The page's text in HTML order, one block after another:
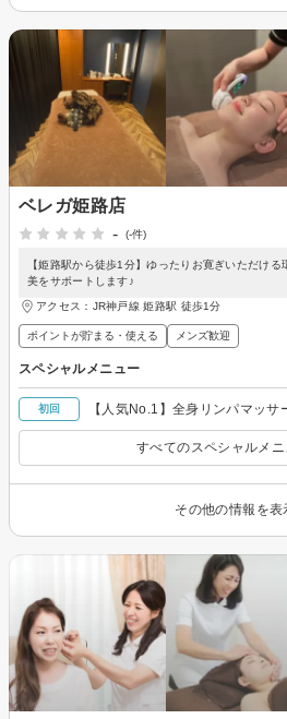
ベレガ姫路店
-
(-件)
【姫路駅から徒歩1分】ゆったりお寛ぎいただけ
美をサポートします♪
アクセス：JR神戸線 姫路駅 徒歩1分
ポイントが貯まる・使える メンズ歓迎
スペシャルメニュー
初回 【人気No.1】全身リンパマッサ
すべてのスペシャルメ
その他の情報を表